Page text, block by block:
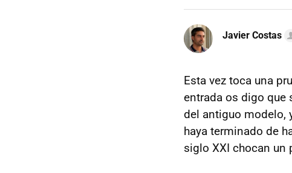
Javier Costas
Esta vez toca una
entrada os digo que
del antiguo modelo,
haya terminado de
siglo XXI chocan un